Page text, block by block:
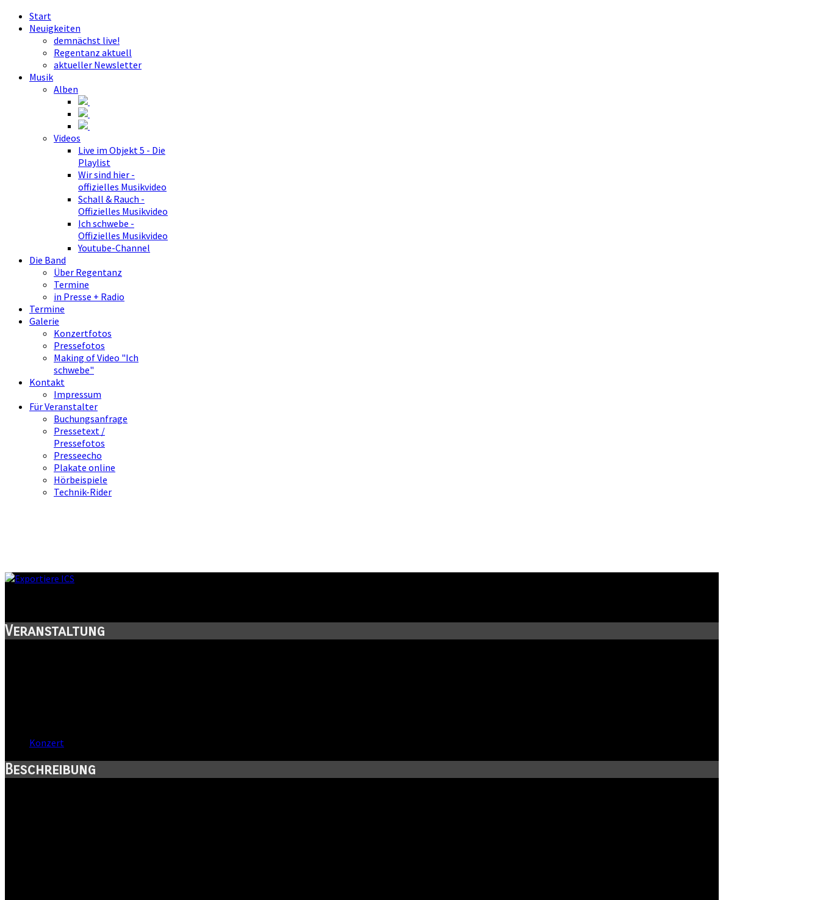
Start
Neuigkeiten
demnächst live!
Regentanz aktuell
aktueller Newsletter
Musik
Alben
Videos
Live im Objekt 5 - Die
Playlist
Wir sind hier -
offizielles Musikvideo
Schall & Rauch -
Offizielles Musikvideo
Ich schwebe -
Offizielles Musikvideo
Youtube-Channel
Die Band
Über Regentanz
Termine
in Presse + Radio
Termine
Galerie
Konzertfotos
Pressefotos
Making of Video "Ich
schwebe"
Kontakt
Impressum
Für Veranstalter
Buchungsanfrage
Pressetext /
Pressefotos
Presseecho
Plakate online
Hörbeispiele
Technik-Rider
Veranstaltung
Konzert
Beschreibung